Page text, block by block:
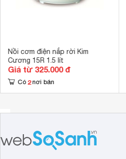
Khối lượng
Nồi cơm điện nắp rời Kim
Cương 15R 1.5 lít
Giá từ 325.000 đ
Có 2 nơi bán